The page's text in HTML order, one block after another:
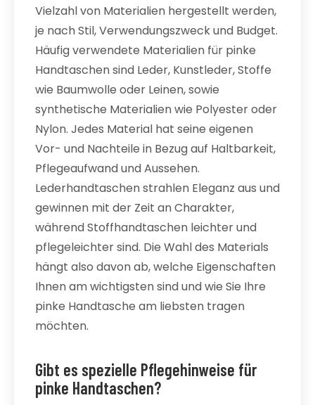
Vielzahl von Materialien hergestellt werden,
je nach Stil, Verwendungszweck und Budget.
Häufig verwendete Materialien für pinke
Handtaschen sind Leder, Kunstleder, Stoffe
wie Baumwolle oder Leinen, sowie
synthetische Materialien wie Polyester oder
Nylon. Jedes Material hat seine eigenen
Vor- und Nachteile in Bezug auf Haltbarkeit,
Pflegeaufwand und Aussehen.
Lederhandtaschen strahlen Eleganz aus und
gewinnen mit der Zeit an Charakter,
während Stoffhandtaschen leichter und
pflegeleichter sind. Die Wahl des Materials
hängt also davon ab, welche Eigenschaften
Ihnen am wichtigsten sind und wie Sie Ihre
pinke Handtasche am liebsten tragen
möchten.
Gibt es spezielle Pflegehinweise für
pinke Handtaschen?